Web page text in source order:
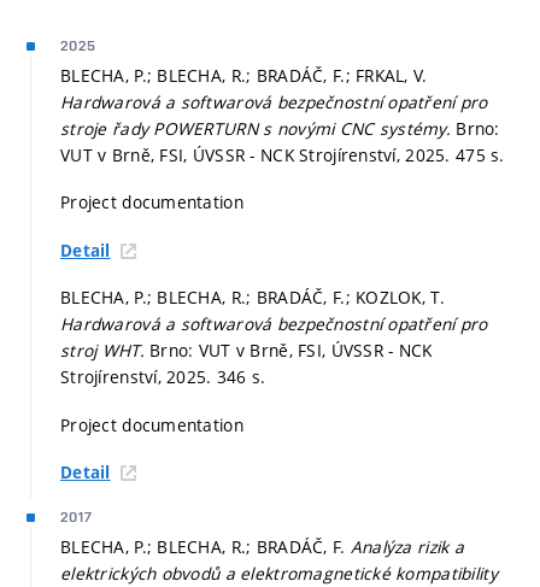
2025
BLECHA, P.; BLECHA, R.; BRADÁČ, F.; FRKAL, V.
Hardwarová a softwarová bezpečnostní opatření pro
stroje řady POWERTURN s novými CNC systémy. Brno:
VUT v Brně, FSI, ÚVSSR - NCK Strojírenství, 2025. 475 s.
Project documentation
Detail
BLECHA, P.; BLECHA, R.; BRADÁČ, F.; KOZLOK, T.
Hardwarová a softwarová bezpečnostní opatření pro
stroj WHT. Brno: VUT v Brně, FSI, ÚVSSR - NCK
Strojírenství, 2025. 346 s.
Project documentation
Detail
2017
BLECHA, P.; BLECHA, R.; BRADÁČ, F. Analýza rizik a
elektrických obvodů a elektromagnetické kompatibility